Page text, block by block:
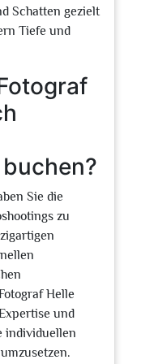
Schatten gezielt
Tiefe und
Sie die
zu
Helle
und
individuellen